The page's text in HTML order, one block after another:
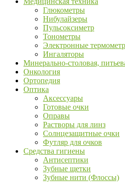
Глюкометры
Нибулайзеры
Пульсоксиметр
Тонометры
Электронные
Ингаляторы
Минерально-столовая,
Онкология
Ортопедия
Оптика
Аксессуары
Готовые очки
Оправы
Растворы для линз
Солнцезащитные очки
Футляр для очков
Средства гигиены
Антисептики
Зубные щетки
Зубные нити (Флоссы)